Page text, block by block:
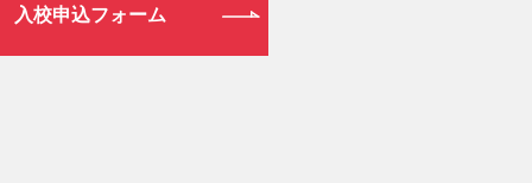
入校申込フォーム